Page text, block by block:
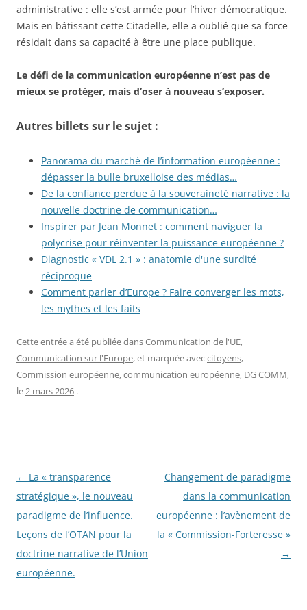
administrative : elle s’est armée pour l’hiver démocratique.
Mais en bâtissant cette Citadelle, elle a oublié que sa force
résidait dans sa capacité à être une place publique.
Le défi de la communication européenne n’est pas de
mieux se protéger, mais d’oser à nouveau s’exposer.
Autres billets sur le sujet :
Panorama du marché de l’information européenne :
dépasser la bulle bruxelloise des médias…
De la confiance perdue à la souveraineté narrative : la
nouvelle doctrine de communication…
Inspirer par Jean Monnet : comment naviguer la
polycrise pour réinventer la puissance européenne ?
Diagnostic « VDL 2.1 » : anatomie d'une surdité
réciproque
Comment parler d’Europe ? Faire converger les mots,
les mythes et les faits
Cette entrée a été publiée dansCommunication de l'UE,
Communication sur l'Europe, et marquée aveccitoyens,
Commission européenne,communication européenne, DG COMM,
le2 mars 2026 .
Navigation
des
articles
← La « transparence
stratégique », le nouveau
paradigme de l’influence.
Leçons de l’OTAN pour la
doctrine narrative de l’Union
européenne.
Changement de paradigme
dans la communication
européenne : l’avènement de
la « Commission-Forteresse »
→